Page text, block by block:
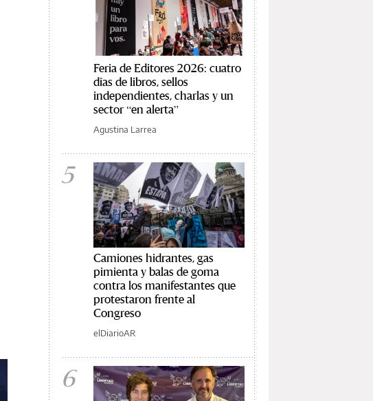
Feria de Editores 2026: cuatro
días de libros, sellos
independientes, charlas y un
sector “en alerta”
Agustina Larrea
5
Camiones hidrantes, gas
pimienta y balas de goma
contra los manifestantes que
protestaron frente al
Congreso
elDiarioAR
6